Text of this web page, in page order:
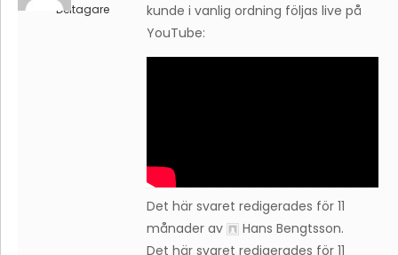
Deltagare
kunde i vanlig ordning följas live på
YouTube:
Det här svaret redigerades för 11
månader av
Hans Bengtsson.
Det här svaret redigerades för 11